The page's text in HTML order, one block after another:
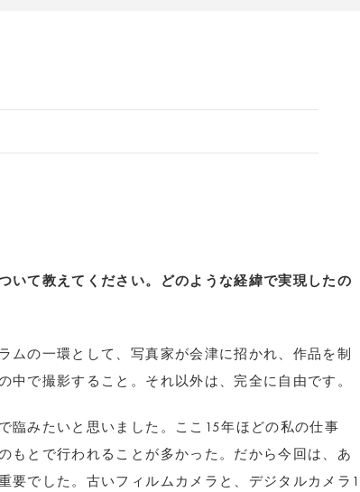
いて教えてください。どのような経緯で実現したの
ムの一環として、写真家が会津に招かれ、作品を制
中で撮影すること。それ以外は、完全に自由です。
臨みたいと思いました。ここ15年ほどの私の仕事
もとで行われることが多かった。だから今回は、あ
要でした。古いフィルムカメラと、デジタルカメラ1